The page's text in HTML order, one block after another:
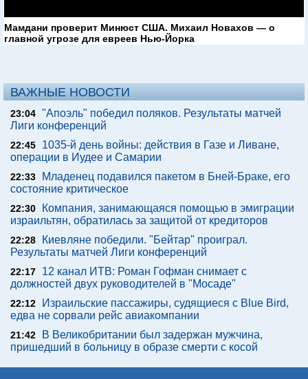
Мамдани проверит Минюст США. Михаил Новахов — о
главной угрозе для евреев Нью-Йорка
ВАЖНЫЕ НОВОСТИ
23:04 "Апоэль" победил поляков. Результаты матчей
Лиги конференций
22:45
1035-й день войны: действия в Газе и Ливане,
операции в Иудее и Самарии
22:33
Младенец подавился пакетом в Бней-Браке, его
состояние критическое
22:30
Компания, занимающаяся помощью в эмиграции
израильтян, обратилась за защитой от кредиторов
22:28
Киевляне победили. "Бейтар" проиграл.
Результаты матчей Лиги конференций
22:17
12 канал ИТВ: Роман Гофман снимает с
должностей двух руководителей в "Мосаде"
22:12
Израильские пассажиры, судящиеся с Blue Bird,
едва не сорвали рейс авиакомпании
21:42
В Великобритании был задержан мужчина,
пришедший в больницу в образе смерти с косой